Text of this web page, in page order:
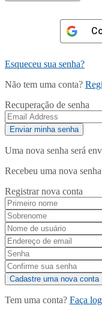
Esqueceu sua senha?
Não tem uma conta?
Recuperação de senha
Uma nova senha será
Recebeu uma nova
Registrar nova conta
Tem uma conta? Faça